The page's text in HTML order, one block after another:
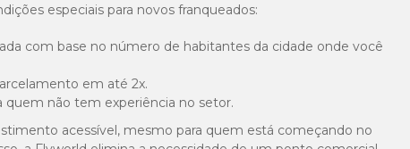
especiais para novos franqueados:
com base no número de habitantes da cidade onde você
em até 2x.
quem não tem experiência no setor.
acessível, mesmo para quem está começando no